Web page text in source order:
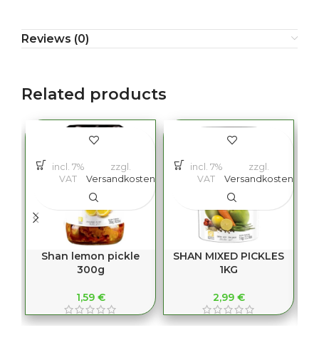
Reviews (0)
Related products
Shan lemon pickle
300g
1,59 €
incl. 7%
VAT
zzgl.
Versandkosten
SHAN MIXED PICKLES
1KG
2,99 €
incl. 7%
VAT
zzgl.
Versandkosten